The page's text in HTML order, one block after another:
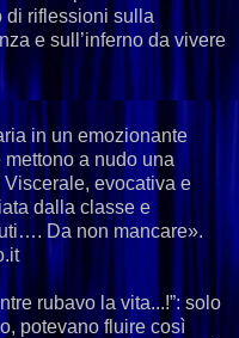
di riflessioni sulla
e sull’inferno da vivere
in un emozionante
a nudo una
evocativa e
dalla classe e
Da non mancare».
rubavo la vita...!”: solo
potevano fluire così